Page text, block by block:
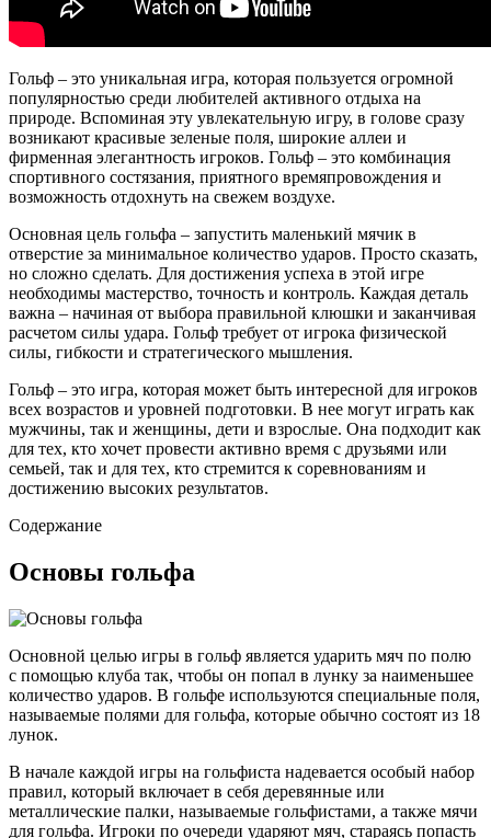
Гольф – это уникальная игра, которая пользуется огромной
популярностью среди любителей активного отдыха на
природе. Вспоминая эту увлекательную игру, в голове сразу
возникают красивые зеленые поля, широкие аллеи и
фирменная элегантность игроков. Гольф – это комбинация
спортивного состязания, приятного времяпровождения и
возможность отдохнуть на свежем воздухе.
Основная цель гольфа – запустить маленький мячик в
отверстие за минимальное количество ударов. Просто сказать,
но сложно сделать. Для достижения успеха в этой игре
необходимы мастерство, точность и контроль. Каждая деталь
важна – начиная от выбора правильной клюшки и заканчивая
расчетом силы удара. Гольф требует от игрока физической
силы, гибкости и стратегического мышления.
Гольф – это игра, которая может быть интересной для игроков
всех возрастов и уровней подготовки. В нее могут играть как
мужчины, так и женщины, дети и взрослые. Она подходит как
для тех, кто хочет провести активно время с друзьями или
семьей, так и для тех, кто стремится к соревнованиям и
достижению высоких результатов.
Содержание
Основы гольфа
Основной целью игры в гольф является ударить мяч по полю
с помощью клуба так, чтобы он попал в лунку за наименьшее
количество ударов. В гольфе используются специальные поля,
называемые полями для гольфа, которые обычно состоят из 18
лунок.
В начале каждой игры на гольфиста надевается особый набор
правил, который включает в себя деревянные или
металлические палки, называемые гольфистами, а также мячи
для гольфа. Игроки по очереди ударяют мяч, стараясь попасть